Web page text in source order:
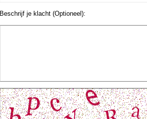
Beschrijf je klacht (Optioneel):